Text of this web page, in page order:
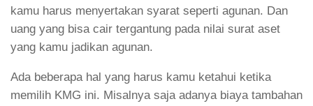
kamu harus menyertakan syarat seperti agunan. Dan
uang yang bisa cair tergantung pada nilai surat aset
yang kamu jadikan agunan.
Ada beberapa hal yang harus kamu ketahui ketika
memilih KMG ini. Misalnya saja adanya biaya tambahan